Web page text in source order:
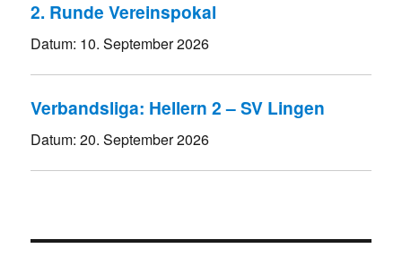
2. Runde Vereinspokal
Datum: 10. September 2026
Verbandsliga: Hellern 2 – SV Lingen
Datum:20. September 2026